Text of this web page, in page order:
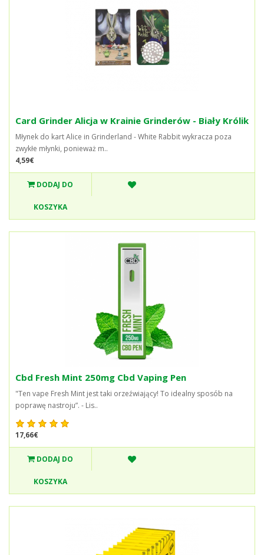
Card Grinder Alicja w Krainie Grinderów - Biały Królik
Młynek do kart Alice in Grinderland - White Rabbit wykracza poza
zwykłe młynki, ponieważ m..
4,59€
DODAJ DO
KOSZYKA
Cbd Fresh Mint 250mg Cbd Vaping Pen
"Ten vape Fresh Mint jest taki orzeźwiający! To idealny sposób na
poprawę nastroju”. - Lis..
17,66€
DODAJ DO
KOSZYKA